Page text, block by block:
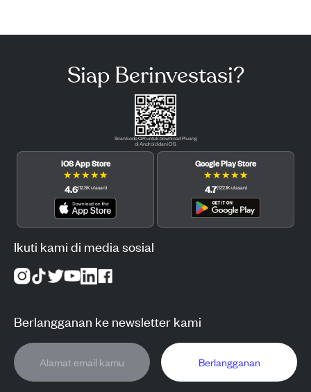
Siap Berinvestasi?
Scan kode QR untuk download Pluang
di Android dan iOS.
iOS App Store
★★★★★
4.6(12.3Kulasan)
Google Play Store
★★★★★
4.7(122.1Kulasan)
Ikuti kami di media sosial
Berlangganan ke newsletter kami
Berlangganan